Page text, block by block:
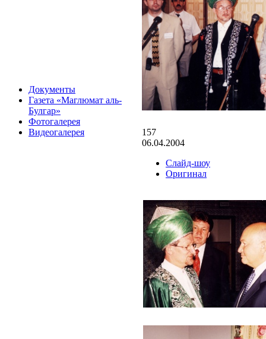
Документы
Газета «Маглюмат аль-
Булгар»
Фотогалерея
Видеогалерея
157
06.04.2004
Слайд-шоу
Оригинал